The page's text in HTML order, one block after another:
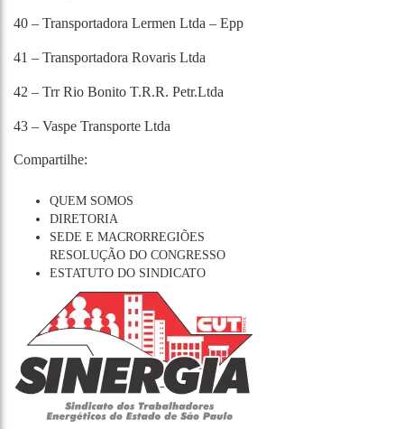
40 – Transportadora Lermen Ltda – Epp
41 – Transportadora Rovaris Ltda
42 – Trr Rio Bonito T.R.R. Petr.Ltda
43 – Vaspe Transporte Ltda
Compartilhe:
QUEM SOMOS
DIRETORIA
SEDE E MACRORREGIÕES
RESOLUÇÃO DO CONGRESSO
ESTATUTO DO SINDICATO